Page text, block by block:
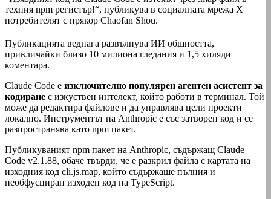
техния npm регистър!“, публикува в социалната мрежа Х
потребителят с прякор Chaofan Shou.
Публикацията веднага развълнува ИИ общността,
привличайки близо 10 милиона гледания и 1,5 хиляди
коментара.
Claude Code е изключително популярен агентен асистент за
кодиране с изкуствен интелект, който работи в терминал. Той
може да редактира файлове и да управлява цели проекти
локално. Инструментът на Anthropic е със затворен код и се
разпространява като npm пакет.
Публикуваният npm пакет на Anthropic, съдържащ Claude
Code v2.1.88, обаче твърди, че е разкрил файла с картата на
изходния код cli.js.map, който съдържаше пълния и
необфусциран изходен код на TypeScript.